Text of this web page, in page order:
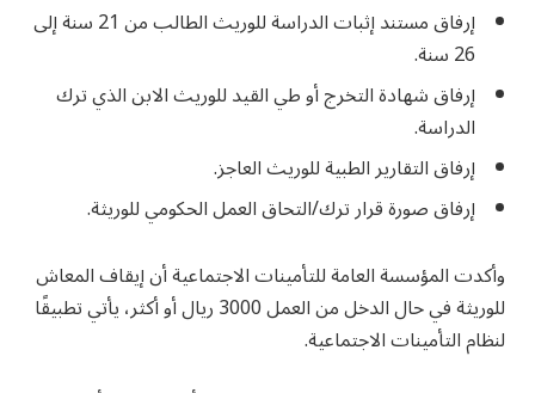
إرفاق مستند إثبات الدراسة للوريث الطالب من 21 سنة إلى
26 سنة.
إرفاق شهادة التخرج أو طي القيد للوريث الابن الذي ترك
الدراسة.
إرفاق التقارير الطبية للوريث العاجز.
إرفاق صورة قرار ترك/التحاق العمل الحكومي للوريثة.
وأكدت المؤسسة العامة للتأمينات الاجتماعية أن إيقاف المعاش
للوريثة في حال الدخل من العمل 3000 ريال أو أكثر، يأتي تطبيقًا
لنظام التأمينات الاجتماعية.